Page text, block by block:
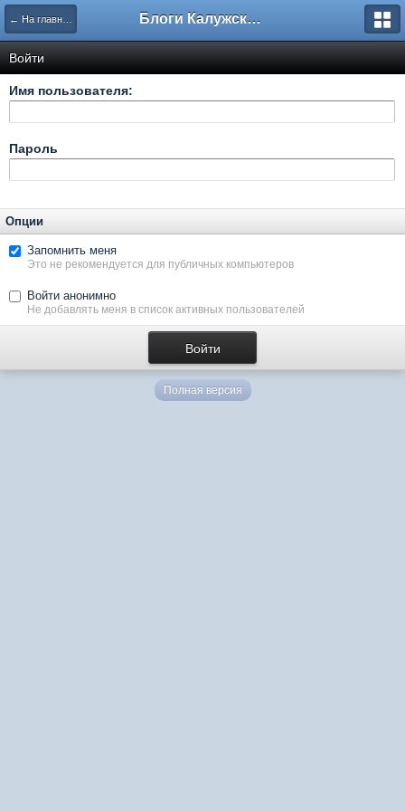
← На главную Блоги Калужского перекрестка
Войти
Имя пользователя:
Пароль
Опции
Запомнить меня
Это не рекомендуется для публичных компьютеров
Войти анонимно
Не добавлять меня в список активных пользователей
Полная версия